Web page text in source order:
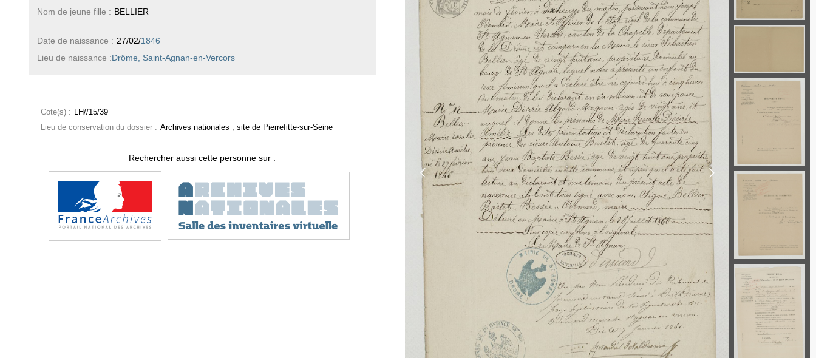
Nom de jeune fille : BELLIER
Date de naissance : 27/02/1846
Lieu de naissance :Drôme, Saint-Agnan-en-Vercors
Cote(s) : LH//15/39
Lieu de conservation du dossier : Archives nationales ; site de Pierrefitte-sur-Seine
Rechercher aussi cette personne sur :